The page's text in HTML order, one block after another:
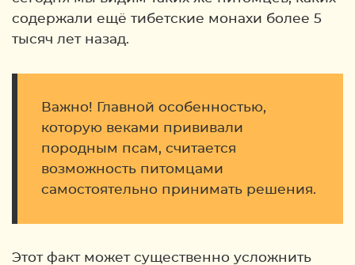
содержали ещё тибетские монахи более 5
тысяч лет назад.
Важно! Главной особенностью,
которую веками прививали
породным псам, считается
возможность питомцами
самостоятельно принимать решения.
Этот факт может существенно усложнить